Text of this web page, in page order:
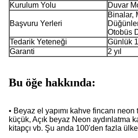
Kurulum Yolu
Duvar
Başvuru Yerleri
Binalar,
Otobüs
Tedarik Yeteneği
Günlük
Garanti
2 yıl
Bu öğe hakkında:
• Beyaz el yapımı kahve fincanı
küçük, Açık beyaz Neon aydınlatma
kitapçı vb. Şu anda 100'den fazla